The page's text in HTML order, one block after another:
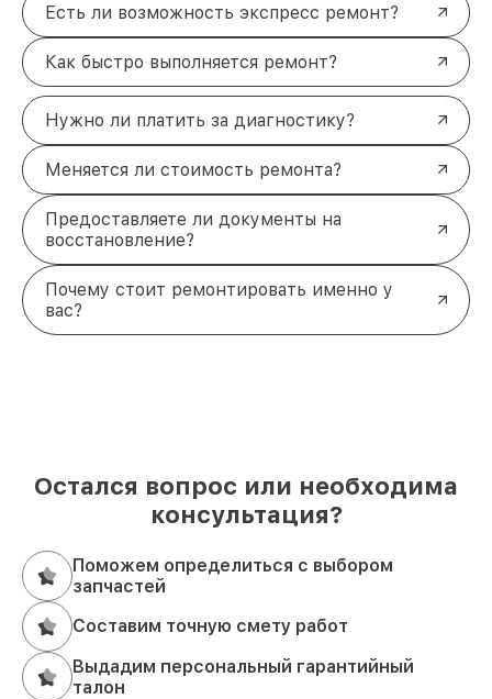
Есть ли возможность экспресс ремонт?
Как быстро выполняется ремонт?
Нужно ли платить за диагностику?
Меняется ли стоимость ремонта?
Предоставляете ли документы на
восстановление?
Почему стоит ремонтировать именно у
вас?
Остался вопрос или необходима
консультация?
Поможем определиться с выбором
запчастей
Составим точную смету работ
Выдадим персональный гарантийный
талон